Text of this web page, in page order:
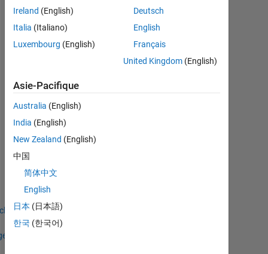
No
Badges
Earned
Ireland (English)
Italia (Italiano)
Luxembourg (English)
Deutsch
English
Français
United Kingdom(English)
Asie-Pacifique
Australia (English)
India (English)
New Zealand (English)
中国
简体中文
English
日本 (日本語)
한국 (한국어)